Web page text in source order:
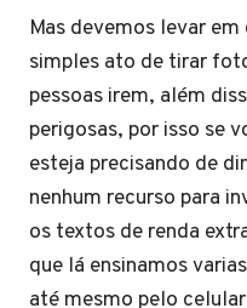
Mas devemos levar
simples ato de tirar
pessoas irem, além
perigosas, por isso se
esteja precisando de
nenhum recurso para
os textos de renda
que lá ensinamos
até mesmo pelo